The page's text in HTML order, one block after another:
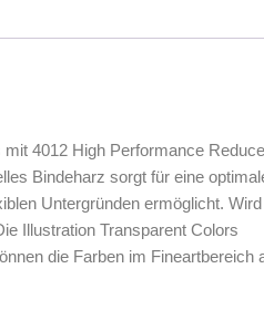
4012 High Performance
Bindeharz sorgt für eine
Untergründen ermöglicht. Wird
Illustration Transparent Colors
die Farben im Fineartbereich